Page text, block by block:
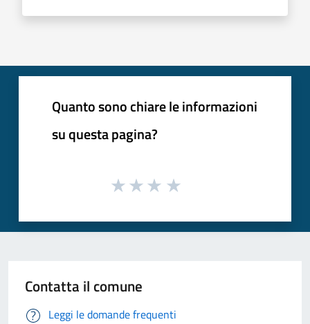
Quanto sono chiare le informazioni
su questa pagina?
Contatta il comune
Leggi le domande frequenti